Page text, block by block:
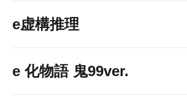
e虚構推理
e 化物語 鬼99ver.